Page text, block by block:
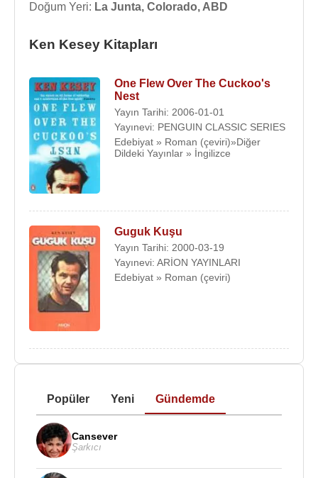
Doğum Yeri: La Junta, Colorado, ABD
Ken Kesey Kitapları
One Flew Over The Cuckoo's
Nest
Yayın Tarihi: 2006-01-01
Yayınevi: PENGUIN CLASSIC SERIES
Edebiyat » Roman (çeviri)»Diğer
Dildeki Yayınlar » İngilizce
Guguk Kuşu
Yayın Tarihi: 2000-03-19
Yayınevi: ARİON YAYINLARI
Edebiyat » Roman (çeviri)
Popüler Yeni Gündemde
Cansever
Şarkıcı